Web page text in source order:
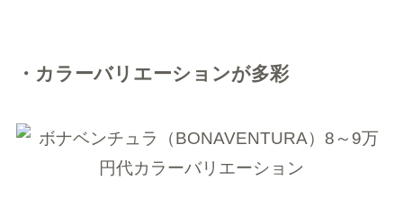
・カラーバリエーションが多彩